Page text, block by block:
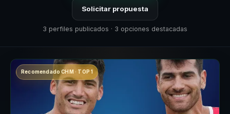
Solicitar propuesta
3 perfiles publicados · 3 opciones destacadas
Recomendado CHM · TOP 1